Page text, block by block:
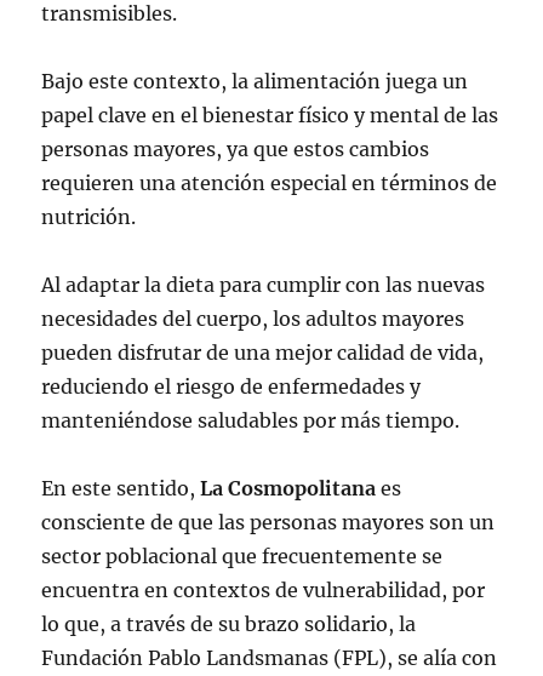
transmisibles.
Bajo este contexto, la alimentación juega un
papel clave en el bienestar físico y mental de las
personas mayores, ya que estos cambios
requieren una atención especial en términos de
nutrición.
Al adaptar la dieta para cumplir con las nuevas
necesidades del cuerpo, los adultos mayores
pueden disfrutar de una mejor calidad de vida,
reduciendo el riesgo de enfermedades y
manteniéndose saludables por más tiempo.
En este sentido,La Cosmopolitana es
consciente de que las personas mayores son un
sector poblacional que frecuentemente se
encuentra en contextos de vulnerabilidad, por
lo que, a través de su brazo solidario, la
Fundación Pablo Landsmanas (FPL), se alía con